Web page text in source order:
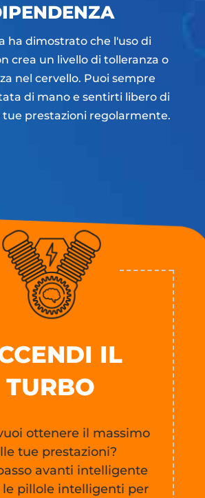
ha dimostrato che l'uso di
crea un livello di tolleranza o
nel cervello. Puoi sempre
di mano e sentirti libero di
tue prestazioni regolarmente.
IL
TURBO
ottenere il massimo
tue prestazioni?
avanti intelligente
le pillole intelligenti per